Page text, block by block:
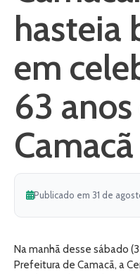
hasteia
em
63
Camacã
Publicado em 31 de
Na manhã desse sábado
Prefeitura de Camacã, a